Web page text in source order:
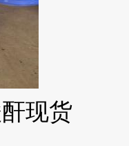
现货